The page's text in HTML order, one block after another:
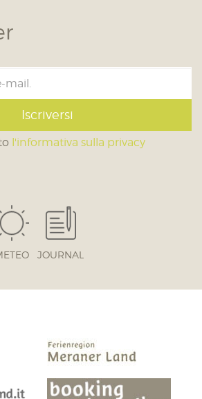
Iscriversi
l'informativa sulla privacy
JOURNAL